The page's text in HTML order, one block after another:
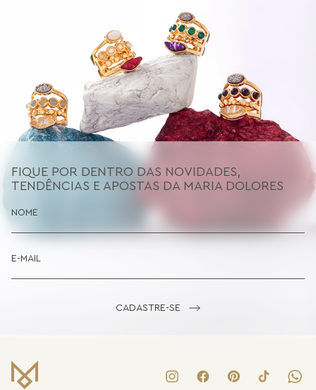
FIQUE POR DENTRO DAS NOVIDADES,
TENDÊNCIAS E APOSTAS DA MARIA DOLORES
CADASTRE-SE